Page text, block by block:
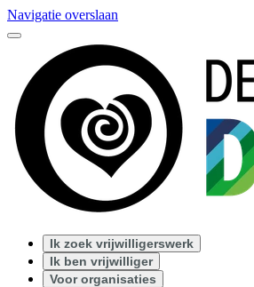
Navigatie overslaan
Ik zoek vrijwilligerswerk
Ik ben vrijwilliger
Voor organisaties